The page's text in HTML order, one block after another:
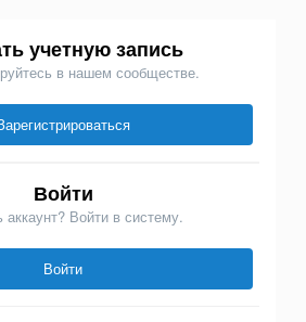
учетную запись
в нашем сообществе.
Войти
аккаунт? Войти в систему.
Войти